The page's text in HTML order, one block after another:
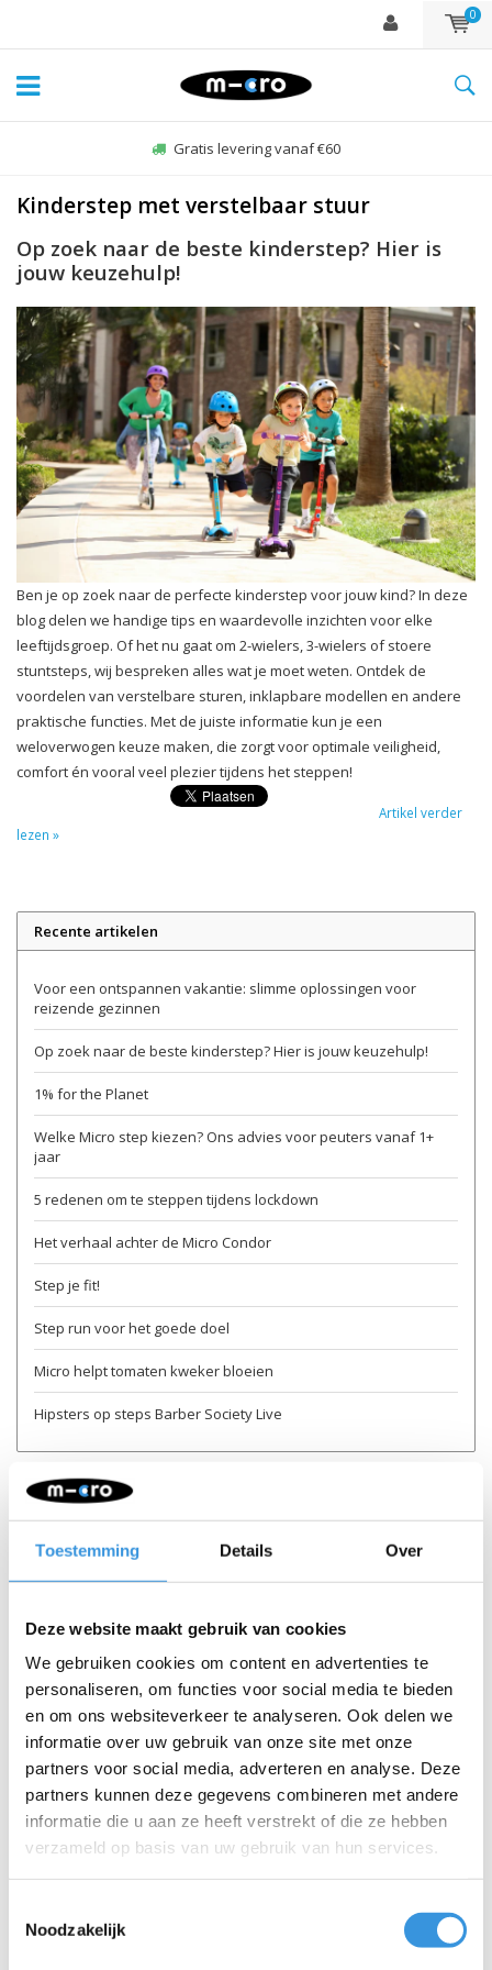
Toestemming Details Over
Deze website maakt gebruik van cookies
We gebruiken cookies om content en advertenties te
personaliseren, om functies voor social media te bieden
en om ons websiteverkeer te analyseren. Ook delen we
informatie over uw gebruik van onze site met onze
partners voor social media, adverteren en analyse. Deze
partners kunnen deze gegevens combineren met andere
informatie die u aan ze heeft verstrekt of die ze hebben
verzameld op basis van uw gebruik van hun services.
Noodzakelijk
0
Gratis levering vanaf €60
Kinderstep met verstelbaar stuur
Op zoek naar de beste kinderstep? Hier is
jouw keuzehulp!
Ben je op zoek naar de perfecte kinderstep voor jouw kind? In deze
blog delen we handige tips en waardevolle inzichten voor elke
leeftijdsgroep. Of het nu gaat om 2-wielers, 3-wielers of stoere
stuntsteps, wij bespreken alles wat je moet weten. Ontdek de
voordelen van verstelbare sturen, inklapbare modellen en andere
praktische functies. Met de juiste informatie kun je een
weloverwogen keuze maken, die zorgt voor optimale veiligheid,
comfort én vooral veel plezier tijdens het steppen!
Artikel verder
lezen »
Recente artikelen
Voor een ontspannen vakantie: slimme oplossingen voor
reizende gezinnen
Op zoek naar de beste kinderstep? Hier is jouw keuzehulp!
1% for the Planet
Welke Micro step kiezen? Ons advies voor peuters vanaf 1+
jaar
5 redenen om te steppen tijdens lockdown
Het verhaal achter de Micro Condor
Step je fit!
Step run voor het goede doel
Micro helpt tomaten kweker bloeien
Hipsters op steps Barber Society Live
Tags
2-wiel kinderstep
Beste step voor beginners(1)
Inklapbare kinderstep (1)
Kinderstep gids(1)
Kinderstep keuzehulp(1)
Kinderstep kopen